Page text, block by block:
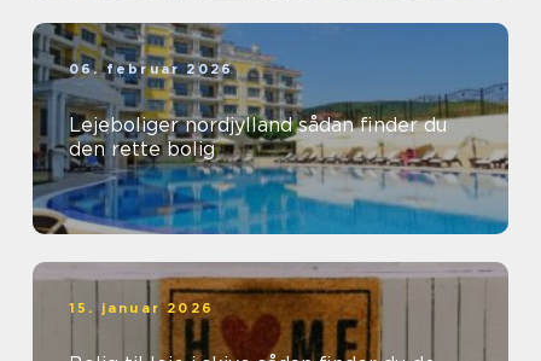
06. februar 2026
Lejeboliger nordjylland sådan finder du
den rette bolig
15. januar 2026